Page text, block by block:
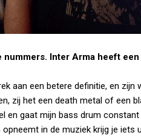
nummers. Inter Arma heeft
aan een betere definitie, en
zij het een death metal of een
gaat mijn bass drum
in de muziek krijg je iets